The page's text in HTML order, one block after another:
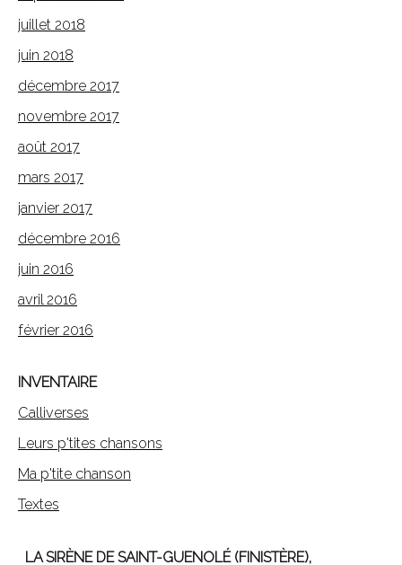
juillet 2018
juin 2018
décembre 2017
novembre 2017
août 2017
mars 2017
janvier 2017
décembre 2016
juin 2016
avril 2016
février 2016
INVENTAIRE
Calliverses
Leurs p'tites chansons
Ma p'tite chanson
Textes
LA SIRÈNE DE SAINT-GUENOLÉ (FINISTÈRE),